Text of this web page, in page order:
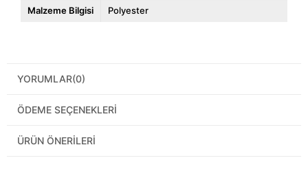
Malzeme Bilgisi Polyester
YORUMLAR(0)
ÖDEME SEÇENEKLERI
ÜRÜN ÖNERILERI